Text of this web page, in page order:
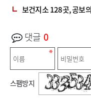
보건지소 128곳, 공보
댓글 0
스팸방지